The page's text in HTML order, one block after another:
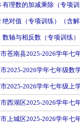
有理数的加减乘除（专项
绝对值（专项训练）（含
数轴与相反数（专项训练
苍南县2025-2026学年七
2025-2026学年七年级数
2025-2026学年七年级上
西湖区2025-2026学年七
上城区2025-2026学年七